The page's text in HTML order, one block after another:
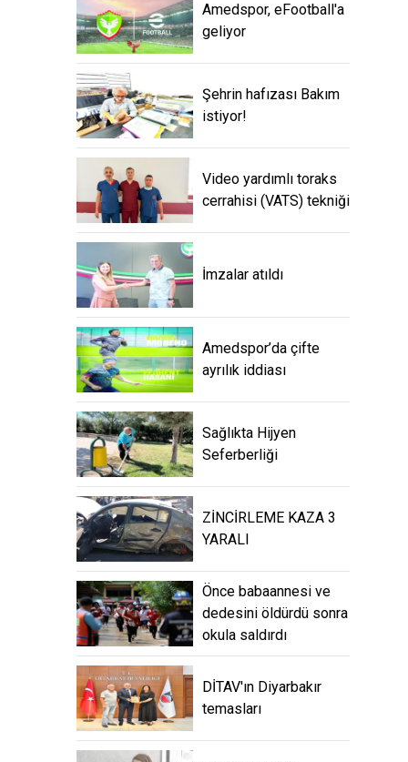
Amedspor, eFootball'a
geliyor
Şehrin hafızası Bakım
istiyor!
Video yardımlı toraks
cerrahisi (VATS) tekniği
İmzalar atıldı
Amedspor’da çifte
ayrılık iddiası
Sağlıkta Hijyen
Seferberliği
ZİNCİRLEME KAZA 3
YARALI
Önce babaannesi ve
dedesini öldürdü sonra
okula saldırdı
DİTAV'ın Diyarbakır
temasları